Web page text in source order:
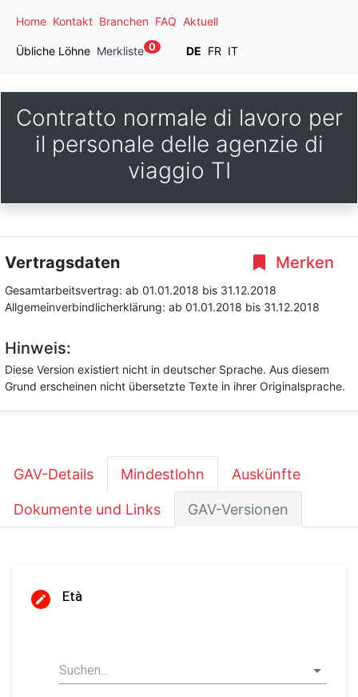
Home Kontakt Branchen FAQ Aktuell
Übliche Löhne Merkliste 0 DE FR IT
Contratto normale di lavoro per
il personale delle agenzie di
viaggio TI
Merken
Vertragsdaten
Gesamtarbeitsvertrag: ab 01.01.2018 bis 31.12.2018
Allgemeinverbindlicherklärung: ab 01.01.2018 bis 31.12.2018
Hinweis:
Diese Version existiert nicht in deutscher Sprache. Aus diesem
Grund erscheinen nicht übersetzte Texte in ihrer Originalsprache.
GAV-Details Mindestlohn Auskünfte
Dokumente und Links GAV-Versionen
Età